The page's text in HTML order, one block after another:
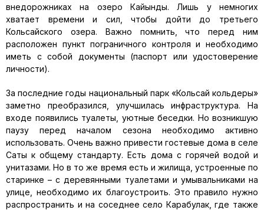
внедорожниках на озеро Кайынды. Лишь у немногих
хватает времени и сил, чтобы дойти до третьего
Кольсайского озера. Важно помнить, что перед ним
расположен пункт пограничного контроля и необходимо
иметь с собой документы (паспорт или удостоверение
личности).
За последние годы национальный парк «Кольсай кольдеры»
заметно преобразился, улучшилась инфраструктура. На
входе появились туалеты, уютные беседки. Но возникшую
паузу перед началом сезона необходимо активно
использовать. Очень важно привести гостевые дома в селе
Саты к общему стандарту. Есть дома с горячей водой и
унитазами. Но в то же время есть и жилища, устроенные по
старинке – с деревянными туалетами и умывальниками на
улице, необходимо их благоустроить. Это правило нужно
распространить и на соседнее село Карабулак, где также